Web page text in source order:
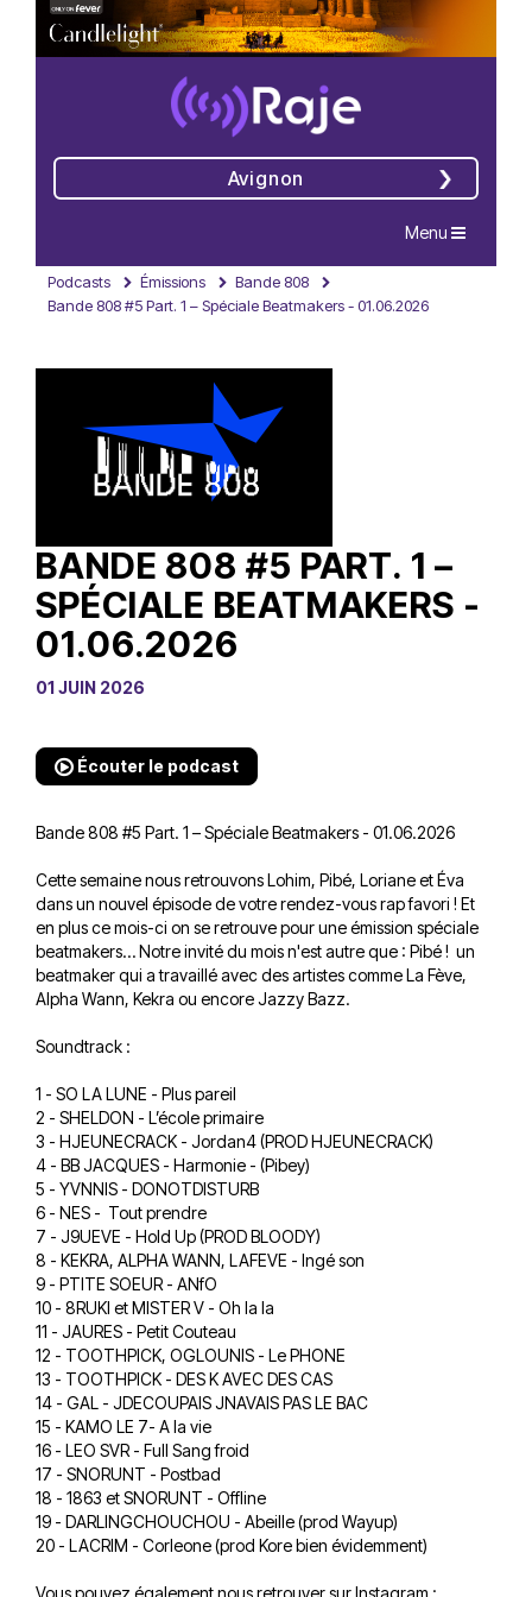
Avignon
Navigation
Menu
Podcasts Émissions
Bande 808
Bande 808 #5 Part. 1 – Spéciale Beatmakers - 01.06.2026
BANDE 808 #5 PART. 1 –
SPÉCIALE BEATMAKERS -
01.06.2026
01 JUIN 2026
Écouter le podcast
Bande 808 #5 Part. 1 – Spéciale Beatmakers - 01.06.2026
Cette semaine nous retrouvons Lohim, Pibé, Loriane et Éva
dans un nouvel épisode de votre rendez-vous rap favori ! Et
en plus ce mois-ci on se retrouve pour une émission spéciale
beatmakers… Notre invité du mois n'est autre que : Pibé ! un
beatmaker qui a travaillé avec des artistes comme La Fève,
Alpha Wann, Kekra ou encore Jazzy Bazz.
Soundtrack :
1 - SO LA LUNE - Plus pareil
2 - SHELDON - L’école primaire
3 - HJEUNECRACK - Jordan4 (PROD HJEUNECRACK)
4 - BB JACQUES - Harmonie - (Pibey)
5 - YVNNIS - DONOTDISTURB
6 - NES - Tout prendre
7 - J9UEVE - Hold Up (PROD BLOODY)
8 - KEKRA, ALPHA WANN, LAFEVE - Ingé son
9 - PTITE SOEUR - ANfO
10 - 8RUKI et MISTER V - Oh la la
11 - JAURES - Petit Couteau
12 - TOOTHPICK, OGLOUNIS - Le PHONE
13 - TOOTHPICK - DES K AVEC DES CAS
14 - GAL - JDECOUPAIS JNAVAIS PAS LE BAC
15 - KAMO LE 7- A la vie
16 - LEO SVR - Full Sang froid
17 - SNORUNT - Postbad
18 - 1863 et SNORUNT - Offline
19 - DARLINGCHOUCHOU - Abeille (prod Wayup)
20 - LACRIM - Corleone (prod Kore bien évidemment)
Vous pouvez également nous retrouver sur Instagram :